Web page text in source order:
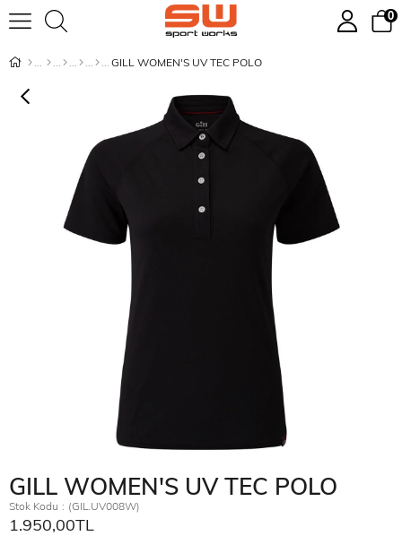
0
GILL WOMEN'S UV TEC POLO
GILL WOMEN'S UV TEC POLO
Stok Kodu (GIL.UV008W)
1.950,00TL